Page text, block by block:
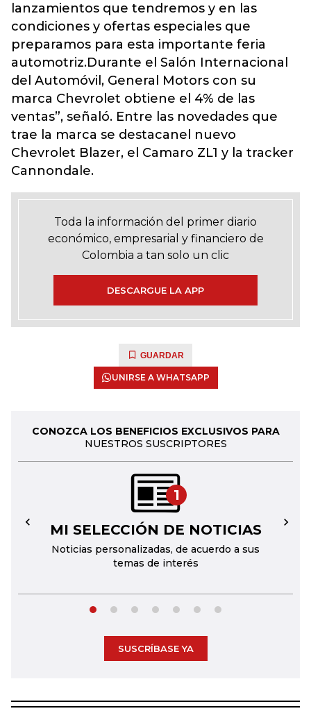
lanzamientos que tendremos y en las
condiciones y ofertas especiales que
preparamos para esta importante feria
automotriz.Durante el Salón Internacional
del Automóvil, General Motors con su
marca Chevrolet obtiene el 4% de las
ventas”, señaló. Entre las novedades que
trae la marca se destacanel nuevo
Chevrolet Blazer, el Camaro ZL1 y la tracker
Cannondale.
Toda la información del primer diario
económico, empresarial y financiero de
Colombia a tan solo un clic
DESCARGUE LA APP
GUARDAR
UNIRSE A WHATSAPP
CONOZCA LOS BENEFICIOS EXCLUSIVOS PARA
NUESTROS SUSCRIPTORES
1
MI SELECCIÓN DE NOTICIAS
Noticias personalizadas, de acuerdo a sus
temas de interés
← →
SUSCRÍBASE YA